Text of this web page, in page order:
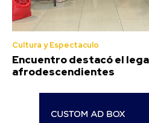
Cultura y Espectaculo
Encuentro destacó el
afrodescendientes